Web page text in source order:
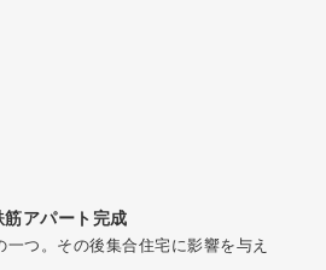
アパート完成
つ。その後集合住宅に影響を与え